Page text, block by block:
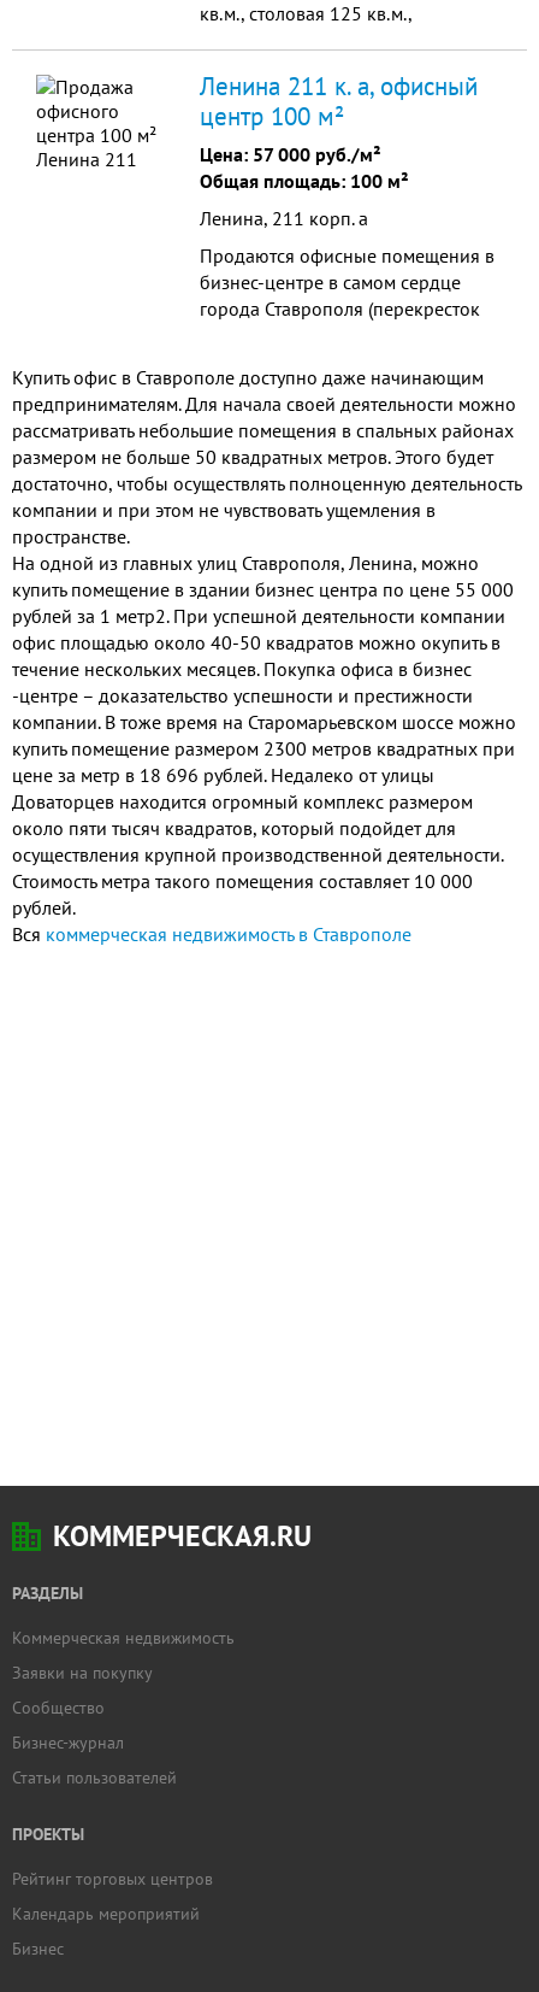
кв.м., столовая 125 кв.м.,
Ленина 211 к. а, офисный
центр 100 м²
Цена: 57 000 руб./м²
Общая площадь: 100 м²
Ленина, 211 корп. а
Продаются офисные помещения в
бизнес-центре в самом сердце
города Ставрополя (перекресток
пешеходная доступнос...
Купить офис в Ставрополе доступно даже начинающим
предпринимателям. Для начала своей деятельности можно
рассматривать небольшие помещения в спальных районах
размером не больше 50 квадратных метров. Этого будет
достаточно, чтобы осуществлять полноценную деятельность
компании и при этом не чувствовать ущемления в
пространстве.
На одной из главных улиц Ставрополя, Ленина, можно
купить помещение в здании бизнес центра по цене 55 000
рублей за 1 метр2. При успешной деятельности компании
офис площадью около 40-50 квадратов можно окупить в
течение нескольких месяцев. Покупка офиса в бизнес
-центре – доказательство успешности и престижности
компании. В тоже время на Старомарьевском шоссе можно
купить помещение размером 2300 метров квадратных при
цене за метр в 18 696 рублей. Недалеко от улицы
Доваторцев находится огромный комплекс размером
около пяти тысяч квадратов, который подойдет для
осуществления крупной производственной деятельности.
Стоимость метра такого помещения составляет 10 000
рублей.
Вся коммерческая недвижимость в Ставрополе
КОММЕРЧЕСКАЯ.RU
РАЗДЕЛЫ
Коммерческая недвижимость
Заявки на покупку
Сообщество
Бизнес-журнал
Статьи пользователей
ПРОЕКТЫ
Рейтинг торговых центров
Календарь мероприятий
Бизнес